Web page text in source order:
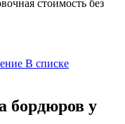
стоимость без
В списке
бордюров у